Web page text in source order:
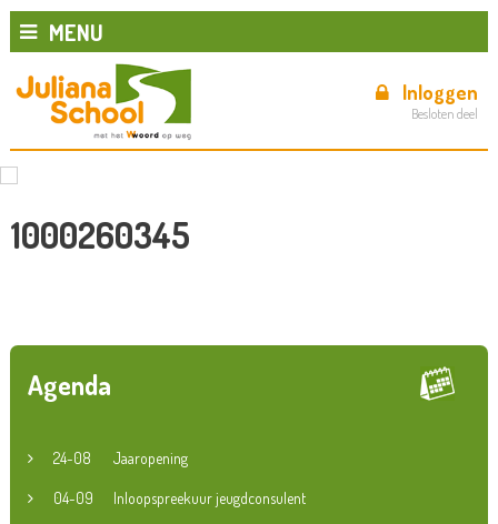
MENU
Inloggen
Besloten deel
1000260345
Agenda
24-08 Jaaropening
04-09 Inloopspreekuur jeugdconsulent